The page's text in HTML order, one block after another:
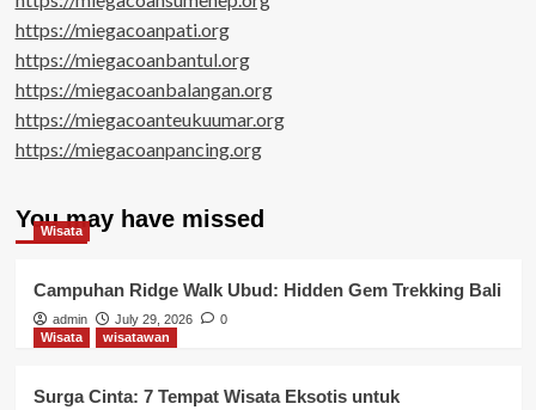
https://miegacoanpati.org
https://miegacoanbantul.org
https://miegacoanbalangan.org
https://miegacoanteukuumar.org
https://miegacoanpancing.org
You may have missed
Wisata
Campuhan Ridge Walk Ubud: Hidden Gem Trekking Bali
admin July 29, 2026
0
Wisata
wisatawan
Surga Cinta: 7 Tempat Wisata Eksotis untuk